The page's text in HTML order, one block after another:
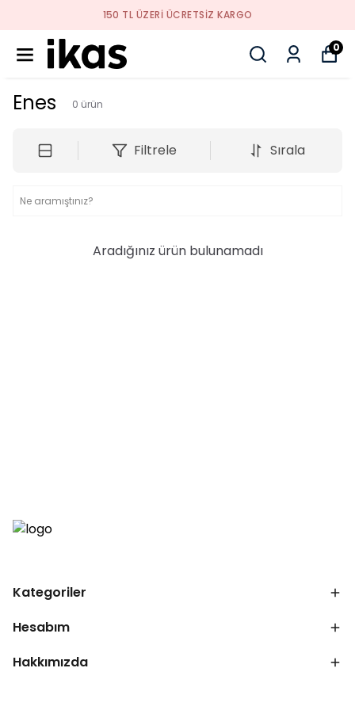
150 TL ÜZERI ÜCRETSIZ KARGO
0
Enes 0 ürün
Filtrele Sırala
Aradığınız ürün bulunamadı
Kategoriler
Hesabım
Hakkımızda